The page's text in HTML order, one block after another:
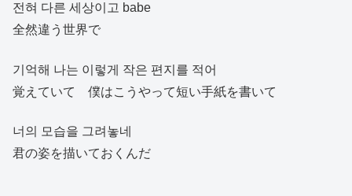
전혀 다른 세상이고 babe
全然違う世界で
기억해 나는 이렇게 작은 편지를 적어
覚えていて 僕はこうやって短い手紙を書いて
너의 모습을 그려놓네
君の姿を描いておくんだ